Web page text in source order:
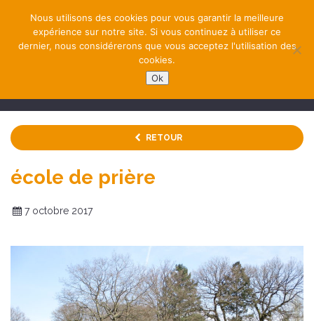
RETOUR
école de prière
7 octobre 2017
Nous utilisons des cookies pour vous garantir la meilleure
expérience sur notre site. Si vous continuez à utiliser ce
dernier, nous considérerons que vous acceptez l'utilisation des
cookies.
Ok